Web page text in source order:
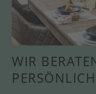
WIR
PERSÖNLICH